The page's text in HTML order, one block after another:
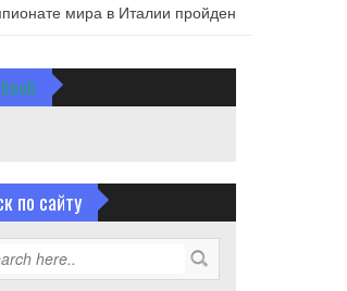
мира в Италии пройден
по сайту